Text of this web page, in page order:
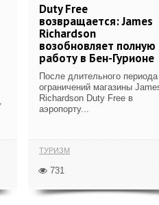
Duty Free
возвращается: James
Richardson
возобновляет полную
работу в Бен-Гурионе
После длительного периода
ограничений магазины
Richardson Duty Free в
аэропорту...
ТУРИЗМ
731